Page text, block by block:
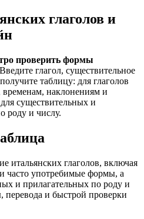
глаголов и
проверить формы
Введите глагол, существительное
таблицу: для глаголов
наклонениям и
существительных и
роду и числу.
итальянских глаголов, включая
часто употребимые формы, а
и прилагательных по роду и
перевода и быстрой проверки